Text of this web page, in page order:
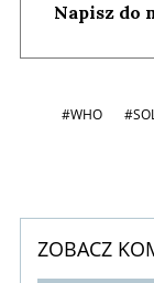
Napisz do
#WHO
ZOBACZ